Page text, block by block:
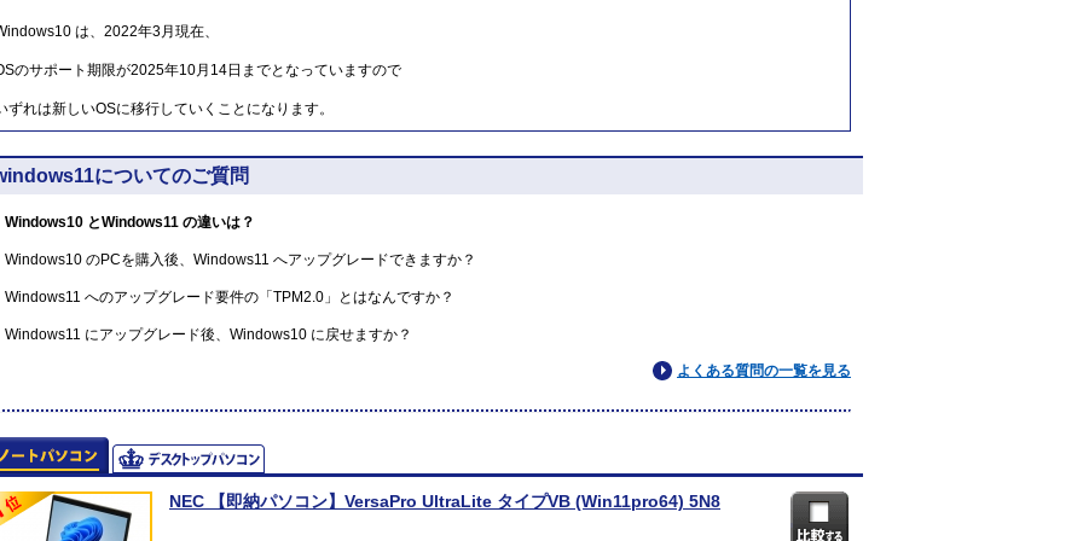
は、2022年3月現在、
のサポート期限が2025年10月14日までとなっていますので
ずれは新しいOSに移行していくことになります。
についてのご質問
Windows10 とWindows11 の違いは？
Windows10 のPCを購入後、Windows11 へアップグレードできますか？
Windows11 へのアップグレード要件の「TPM2.0」とはなんですか？
Windows11 にアップグレード後、Windows10 に戻せますか？
よくある質問の一覧を見る
NEC 【即納パソコン】VersaPro UltraLite タイプVB (Win11pro64) 5N8